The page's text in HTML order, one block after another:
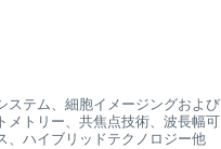
ステム、細胞イメージングおよび
メトリー、共焦点技術、波長幅可
、ハイブリッドテクノロジー他